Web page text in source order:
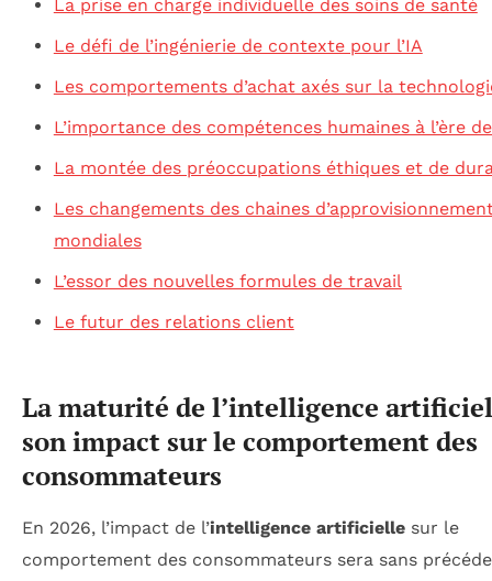
La prise en charge individuelle des soins de santé
Le défi de l’ingénierie de contexte pour l’IA
Les comportements d’achat axés sur la
L’importance des compétences humaines à l’ère de
La montée des préoccupations éthiques et de
Les changements des chaines
mondiales
L’essor des nouvelles formules de travail
Le futur des relations client
La maturité de l’intelligence
son impact sur le comportement des
consommateurs
En 2026, l’impact de l’intelligence artificielle sur le
comportement des consommateurs sera sans